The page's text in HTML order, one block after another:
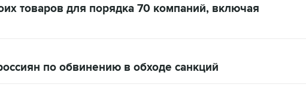
товаров для порядка 70 компаний, включая
по обвинению в обходе санкций